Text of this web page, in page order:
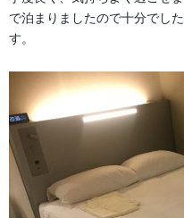
で泊まりましたので十分でし
す。